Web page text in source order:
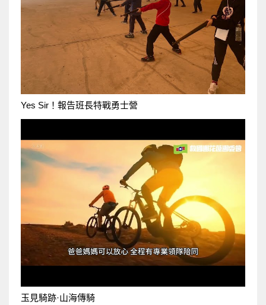
Yes Sir！報告班長特戰勇士營
玉見騎跡·山海傳騎